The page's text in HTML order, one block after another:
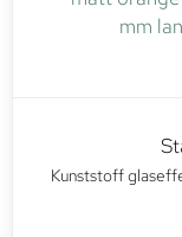
Kunststoff